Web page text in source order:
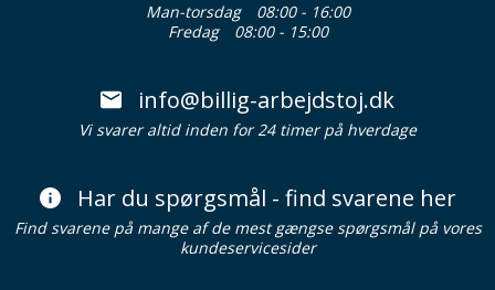
Man-torsdag
08:00 - 16:00
Fredag
08:00 - 15:00
info@billig-arbejdstoj.dk
Vi svarer altid inden for 24 timer på hverdage
Har du spørgsmål - find svarene her
Find svarene på mange af de mest gængse spørgsmål på vores
kundeservicesider